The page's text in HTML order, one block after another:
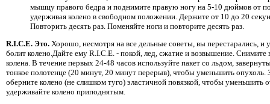
мышцу правого бедра и поднимите правую ногу на 5-10 дюймов от
удерживая колено в свободном положении. Держите от 10 до 20
Повторить десять раз. Поменяйте ноги и повторите десять раз.
R.I.C.E. Это. Хорошо, несмотря на все дельные советы, вы перестарались, и
болит колено.Дайте ему R.I.C.E. - покой, лед, сжатие и возвышение. Снимите
колена. В течение первых 24-48 часов используйте пакет со льдом,
тонкое полотенце (20 минут, 20 минут перерыв), чтобы уменьшить опухоль.
оберните колено (не слишком туго) эластичной повязкой, чтобы уменьшить
удерживайте колено приподнятым.